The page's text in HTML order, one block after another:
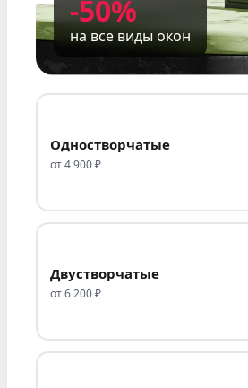
даем понятный план по
монтажу.
Заранее уточняем адрес,
выезда и особенности
калькулятор стоимости
-50%
на все виды окон
Одностворчатые
от 4 900 ₽
Двустворчатые
от 6 200 ₽